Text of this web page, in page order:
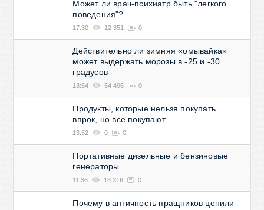
Может ли врач-психиатр быть "легкого
поведения"?
17:30 12 351 0
Действительно ли зимняя «омывайка»
может выдержать морозы в -25 и -30
градусов
13:54 54 496 0
Продукты, которые нельзя покупать
впрок, но все покупают
13:52 0 0
Портативные дизельные и бензиновые
генераторы
11:36 18 316 0
Почему в античность пращников ценили